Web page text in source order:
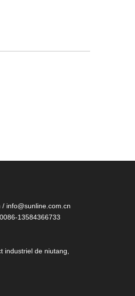
/ info@sunline.com.cn
13584366733
industriel de niutang,